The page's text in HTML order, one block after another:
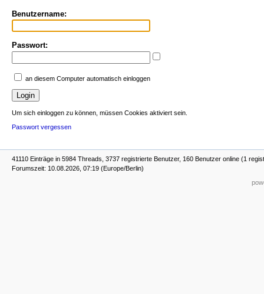
Benutzername:
Passwort:
an diesem Computer automatisch einloggen
Um sich einloggen zu können, müssen Cookies aktiviert sein.
Passwort vergessen
41110 Einträge in 5984 Threads, 3737 registrierte Benutzer, 160 Benutzer online (1
Forumszeit: 10.08.2026, 07:19 (Europe/Berlin)